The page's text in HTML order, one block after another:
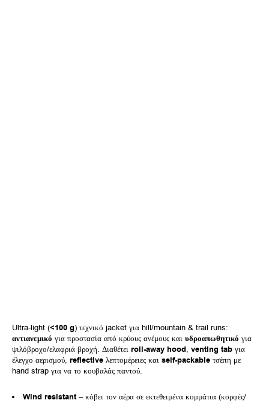
Ultra-light (<100 g) τεχνικό jacket για hill/mountain & trail runs:
αντιανεμικό για προστασία από κρύους ανέμους και υδροαπωθητικό για
ψιλόβροχο/ελαφριά βροχή. Διαθέτει roll-away hood, venting tab για
έλεγχο αερισμού, reflective λεπτομέρειες και self-packable τσέπη με
hand strap για να το κουβαλάς παντού.
Wind resistant– κόβει τον αέρα σε εκτεθειμένα κομμάτια (κορφές/